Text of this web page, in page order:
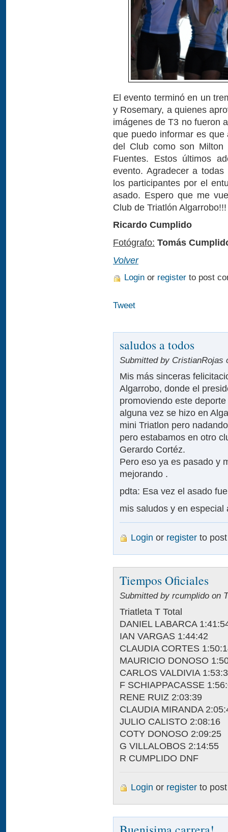
El evento terminó en un
y Rosemary, a quienes
imágenes de T3 no fueron
que puedo informar es
del Club como son Milton
Fuentes. Estos últimos
evento. Agradecer a
los participantes por el
asado. Espero que me
Club de Triatlón Algarrobo!!!
Ricardo Cumplido
Fotógrafo: Tomás
Volver
Login or register to post
Tweet
saludos a todos
Submitted by CristianRojas
Mis más sinceras
Algarrobo, donde el
promoviendo este
alguna vez se hizo en
mini Triatlon pero
pero estabamos en otro
Gerardo Cortéz.
Pero eso ya es pasado y
mejorando .
pdta: Esa vez el asado
mis saludos y en especial
Login or register to
Tiempos Oficiales
Submitted by rcumplido on
Triatleta T Total
DANIEL LABARCA
IAN VARGAS 1:44:42
CLAUDIA CORTES
MAURICIO DONOSO
CARLOS VALDIVIA
F SCHIAPPACASSE
RENE RUIZ 2:03:39
CLAUDIA MIRANDA
JULIO CALISTO 2:08:16
COTY DONOSO 2:09:25
G VILLALOBOS 2:14:55
R CUMPLIDO DNF
Login or register to